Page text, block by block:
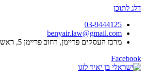
דלג לתוכן
03-9444125
benyair.law@gmail.com
מרכז העסקים פריימן, רחוב פריימן 5, ראשון לציון
Facebook